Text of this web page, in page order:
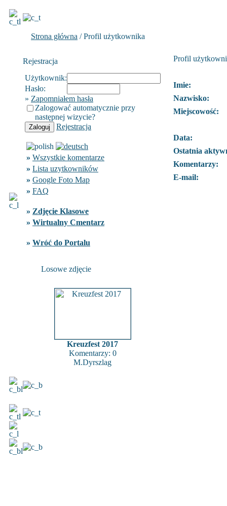
Strona główna / Profil użytkownika
Rejestracja
Użytkownik:
Hasło:
» Zapomniałem hasła
Zalogować automatycznie przy
następnej wizycie?
Rejestracja
» Wszystkie komentarze
» Lista uzytkowników
» Google Foto Map
» FAQ
» Zdjęcie Klasowe
» Wirtualny Cmentarz
» Wróć do Portalu
Losowe zdjęcie
Kreuzfest 2017
Komentarzy: 0
M.Dyrszlag
Profil
Imie:
Nazwisko:
Miejscowość:
Data:
Ostatnia
Komentarzy:
E-mail: